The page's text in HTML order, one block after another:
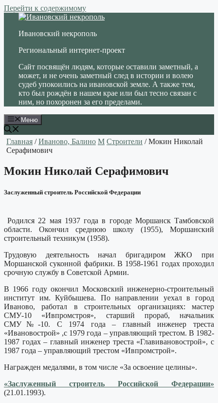
Перейти к содержимому
Ивановский некрополь
Региональный интернет-проект
Сайт посвящён людям, которые оставили заметный, а
может, и не очень заметный след в истории и волею
судеб упокоились на ивановской земле. А также тем,
кто был рождён в нашем крае или был тесно связан с
ним, но похоронен за его пределами.
Меню
Главная /Иваново, Балино М Строители / Мокин Николай
Серафимович
Мокин Николай Серафимович
Заслуженный строитель Российской Федерации
Родился 22 мая 1937 года в городе Моршанск Тамбовской
области. Окончил среднюю школу (1955), Моршанский
строительный техникум (1958).
Трудовую деятельность начал бригадиром ЖКО при
Моршанской суконной фабрики. В 1958-1961 годах проходил
срочную службу в Советской Армии.
В 1966 году окончил Московский инженерно-строительный
институт им. Куйбышева. По направлении уехал в город
Иваново, работал в строительных организациях: мастер
СМУ-10 «Ивпромстроя», старший прораб, начальник
СМУ№-10. С 1974 года – главный инженер треста
«Ивановострой» ,с 1979 года – управляющий трестом. В 1982-
1987 годах – главный инженер треста «Главивановострой», с
1987 года – управляющий трестом «Ивпромстрой».
Награжден медалями, в том числе «За освоение целины».
«Заслуженный строитель Российской Федерации»
(21.01.1993).